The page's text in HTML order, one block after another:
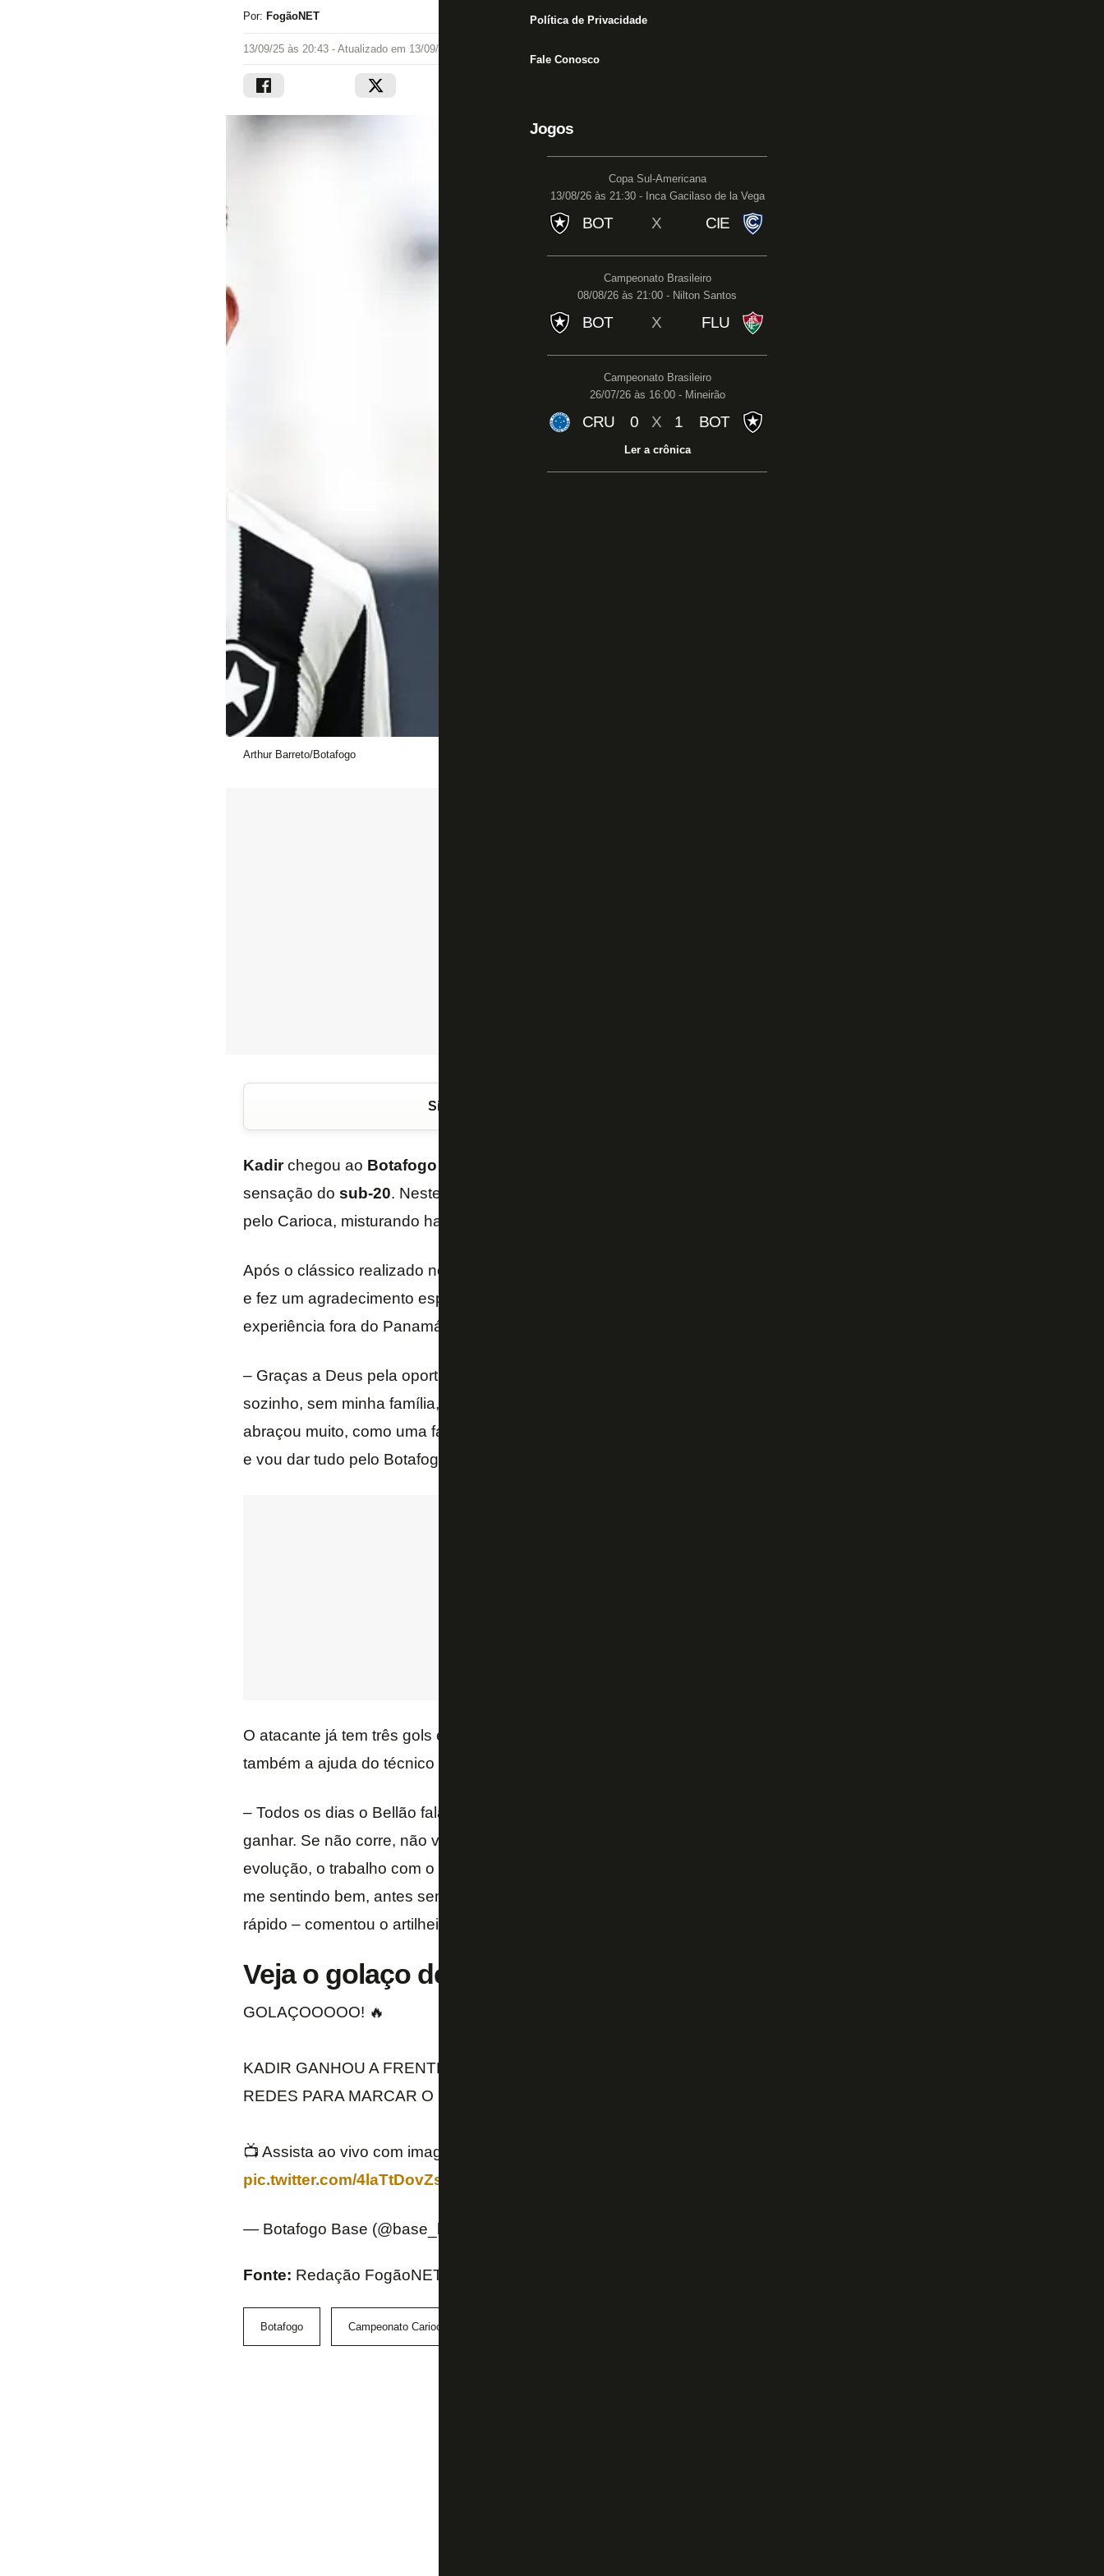
Política de Privacidade
Fale Conosco
Jogos
Copa Sul-Americana
13/08/26 às 21:30 - Inca Gacilaso de la Vega
BOT X CIE
Campeonato Brasileiro
08/08/26 às 21:00 - Nilton Santos
BOT X FLU
Campeonato Brasileiro
26/07/26 às 16:00 - Mineirão
CRU 0 X 1 BOT
Ler a crônica
Por: FogãoNET
13/09/25 às 20:43 - Atualizado em 13/09/25 às 20:43
Arthur Barreto/Botafogo
Siga o FogãoNET
Kadirchegou ao Botafogo
sensação do sub-20. Neste sábado, ele anotou um golaço na vitória sobre o Flamengo
pelo Carioca, misturando habilidade, velocidade e força.
Após o clássico realizado no Estádio Nilton Santos, Kadir deu entrevista à Botafogo TV
e fez um agradecimento especial ao clube. O atacante de 18 anos vive sua primeira
experiência fora do Panamá, seu país natal.
– Graças a Deus pela oportunidade dada aqui. A adaptação foi difícil, chegar aqui
sozinho, sem minha família, sendo menor de idade, mas a equipe, o Botafogo me
abraçou muito, como uma família a mais, e não senti muita falta do Panamá. Fiquei feliz
e vou dar tudo pelo Botafogo para conseguir os títulos – disse Kadir.
O atacante já tem três gols em cinco jogos pelo sub-20 do Botafogo e ressaltou
também a ajuda do técnico Rodrigo Bellão e do preparador físico Alex Kuhn.
– Todos os dias o Bellão fala que tem que correr, que os clássicos a gente precisa
ganhar. Se não corre, não vai ganhar. Lutamos por todas as bolas. Fico feliz pela
evolução, o trabalho com o preparador físico também está me ajudando muito. Estou
me sentindo bem, antes sentia um pouco o condicionamento, o futebol aqui é muito
rápido – comentou o artilheiro panamenho.
Veja o golaço de Kadir contra o Flamengo:
GOLAÇOOOOO! 🔥
KADIR GANHOU A FRENTE DO MARCADOR, DEIXOU NO CHÃO E ESTUFOU AS
REDES PARA MARCAR O 2º DO FOGÃO! 🤩
📺 Assista ao vivo com imagens:
pic.twitter.com/4laTtDovZs
— Botafogo Base (@base_botafogo)
Fonte: Redação FogãoNET e Botafogo TV
Botafogo Campeonato Carioca Sub-20